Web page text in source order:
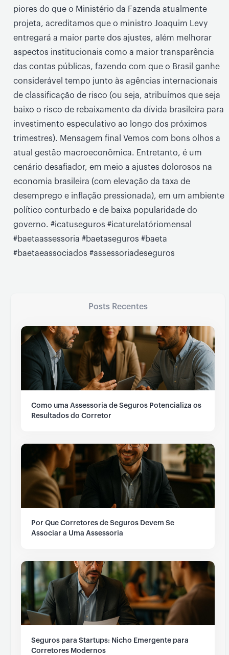
Posts Recentes
Como uma Assessoria de Seguros Potencializa os
Resultados do Corretor
Por Que Corretores de Seguros Devem Se
Associar a Uma Assessoria
Seguros para Startups: Nicho Emergente para
Corretores Modernos